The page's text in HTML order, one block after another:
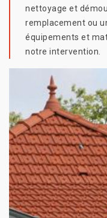
nettoyage et
remplacement ou
équipements et
notre intervention.